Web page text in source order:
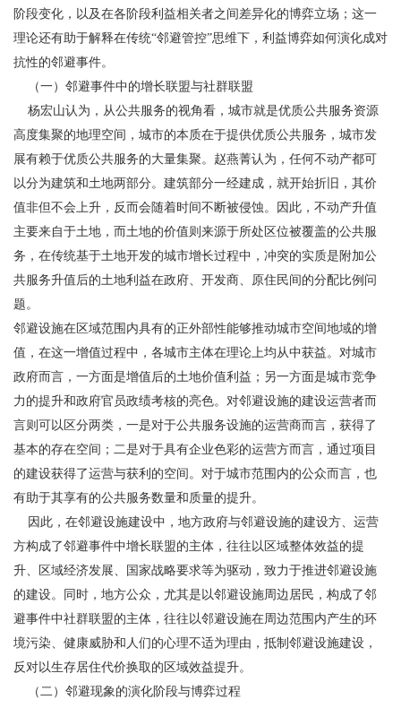
阶段变化，以及在各阶段利益相关者之间差异化的博弈立场；这一
理论还有助于解释在传统“邻避管控”思维下，利益博弈如何演化成对
抗性的邻避事件。
（一）邻避事件中的增长联盟与社群联盟
杨宏山认为，从公共服务的视角看，城市就是优质公共服务资源
高度集聚的地理空间，城市的本质在于提供优质公共服务，城市发
展有赖于优质公共服务的大量集聚。赵燕菁认为，任何不动产都可
以分为建筑和土地两部分。建筑部分一经建成，就开始折旧，其价
值非但不会上升，反而会随着时间不断被侵蚀。因此，不动产升值
主要来自于土地，而土地的价值则来源于所处区位被覆盖的公共服
务，在传统基于土地开发的城市增长过程中，冲突的实质是附加公
共服务升值后的土地利益在政府、开发商、原住民间的分配比例问
题。
邻避设施在区域范围内具有的正外部性能够推动城市空间地域的增
值，在这一增值过程中，各城市主体在理论上均从中获益。对城市
政府而言，一方面是增值后的土地价值利益；另一方面是城市竞争
力的提升和政府官员政绩考核的亮色。对邻避设施的建设运营者而
言则可以区分两类，一是对于公共服务设施的运营商而言，获得了
基本的存在空间；二是对于具有企业色彩的运营方而言，通过项目
的建设获得了运营与获利的空间。对于城市范围内的公众而言，也
有助于其享有的公共服务数量和质量的提升。
因此，在邻避设施建设中，地方政府与邻避设施的建设方、运营
方构成了邻避事件中增长联盟的主体，往往以区域整体效益的提
升、区域经济发展、国家战略要求等为驱动，致力于推进邻避设施
的建设。同时，地方公众，尤其是以邻避设施周边居民，构成了邻
避事件中社群联盟的主体，往往以邻避设施在周边范围内产生的环
境污染、健康威胁和人们的心理不适为理由，抵制邻避设施建设，
反对以生存居住代价换取的区域效益提升。
（二）邻避现象的演化阶段与博弈过程